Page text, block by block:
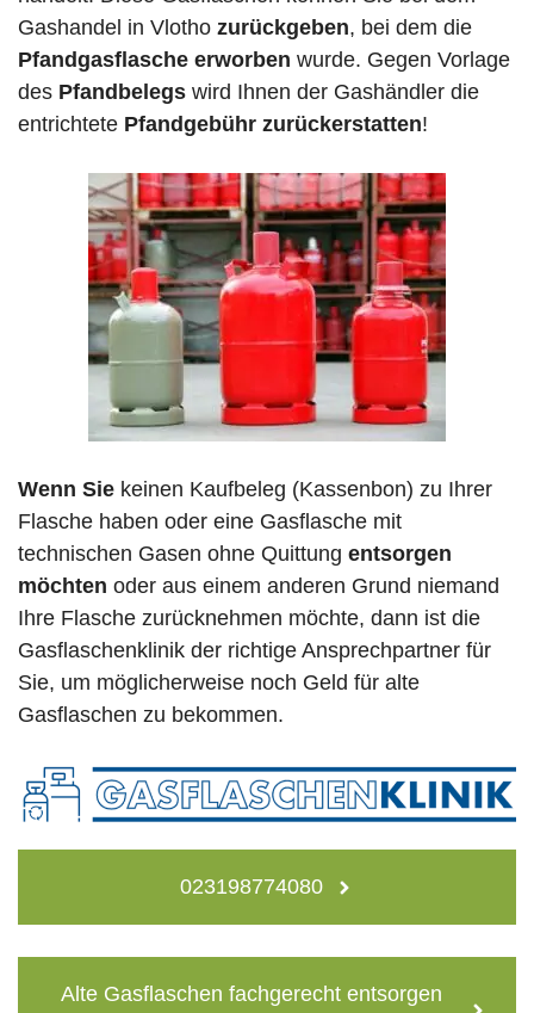
Gashandel in Vlotho zurückgeben, bei dem die
Pfandgasflasche erworben wurde. Gegen Vorlage
des Pfandbelegs wird Ihnen der Gashändler die
entrichtete Pfandgebühr zurückerstatten!
Wenn Sie keinen Kaufbeleg (Kassenbon) zu Ihrer
Flasche haben oder eine Gasflasche mit
technischen Gasen ohne Quittung entsorgen
möchten oder aus einem anderen Grund niemand
Ihre Flasche zurücknehmen möchte, dann ist die
Gasflaschenklinik der richtige Ansprechpartner für
Sie, um möglicherweise noch Geld für alte
Gasflaschen zu bekommen.
023198774080
Alte Gasflaschen fachgerecht entsorgen